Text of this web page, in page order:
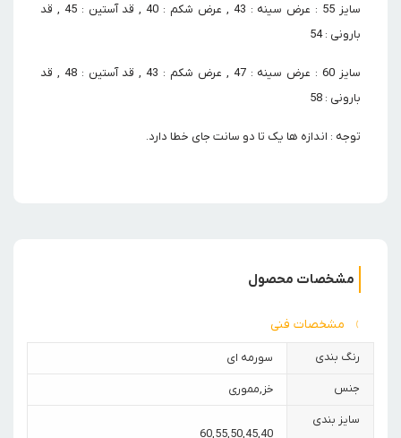
سایز 55 : عرض سینه : 43 , عرض شکم : 40 , قد آستین : 45 , قد
بارونی : 54
سایز 60 : عرض سینه : 47 , عرض شکم : 43 , قد آستین : 48 , قد
بارونی : 58
توجه : اندازه ها یک تا دو سانت جای خطا دارد.
مشخصات محصول
مشخصات فنی
رنگ بندی سورمه ای
جنس خز ,مموری
سایز بندی
40
,
45
,
50
,
55
,
60